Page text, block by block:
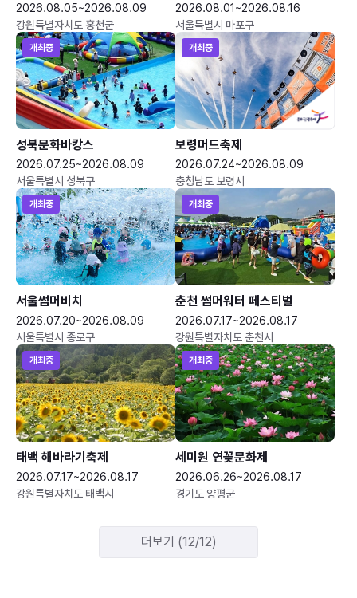
2026.08.05~2026.08.09
강원특별자치도 홍천군
2026.08.01~2026.08.16
서울특별시 마포구
개최중
성북문화바캉스
2026.07.25~2026.08.09
서울특별시 성북구
개최중
보령머드축제
2026.07.24~2026.08.09
충청남도 보령시
개최중
서울썸머비치
2026.07.20~2026.08.09
서울특별시 종로구
개최중
춘천 썸머워터 페스티벌
2026.07.17~2026.08.17
강원특별자치도 춘천시
개최중
태백 해바라기축제
2026.07.17~2026.08.17
강원특별자치도 태백시
개최중
세미원 연꽃문화제
2026.06.26~2026.08.17
경기도 양평군
더보기 (12/12)